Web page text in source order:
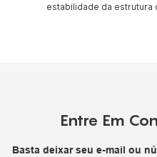
estabilidade da estrutura
Entre Em
Basta deixar seu e-mail ou